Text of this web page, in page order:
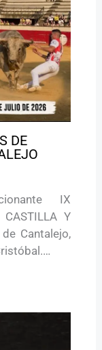
DE
IX
CASTILLA Y
Cantalejo,